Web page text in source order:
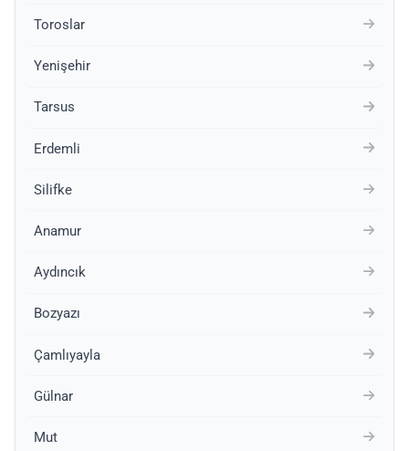
Toroslar
Yenişehir
Tarsus
Erdemli
Silifke
Anamur
Aydıncık
Bozyazı
Çamlıyayla
Gülnar
Mut